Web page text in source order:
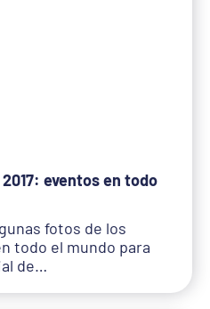
eventos en todo
fotos de los
todo el mundo para
de…